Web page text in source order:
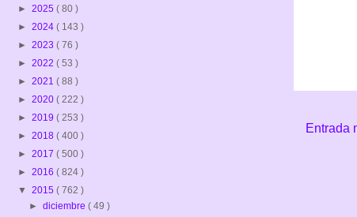
Entrada
► 2025 ( 80 )
► 2024 ( 143 )
► 2023 ( 76 )
► 2022 ( 53 )
► 2021 ( 88 )
► 2020 ( 222 )
► 2019 ( 253 )
► 2018 ( 400 )
► 2017 ( 500 )
► 2016 ( 824 )
▼ 2015 ( 762 )
►diciembre( 49 )